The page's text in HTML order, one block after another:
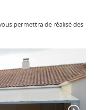
permettra de réalisé des